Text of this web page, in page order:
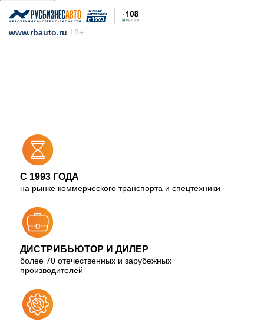
www.rbauto.ru 18+
С 1993 ГОДА
на рынке коммерческого транспорта и спецтехники
ДИСТРИБЬЮТОР И ДИЛЕР
более 70 отечественных и зарубежных
производителей